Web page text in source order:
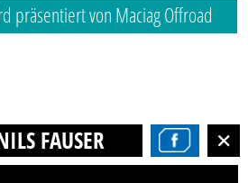
präsentiert von Maciag Offroad
FAUSER